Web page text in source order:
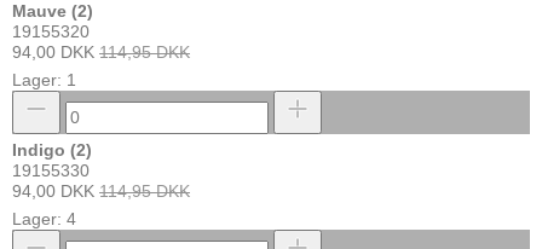
Mauve (2)
19155320
94,00 DKK 114,95 DKK
Lager: 1
Indigo (2)
19155330
94,00 DKK 114,95 DKK
Lager: 4